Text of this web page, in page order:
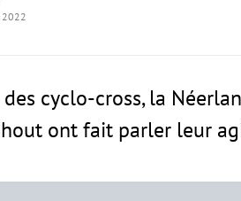
2022
cyclo-cross, la
ont fait parler leur